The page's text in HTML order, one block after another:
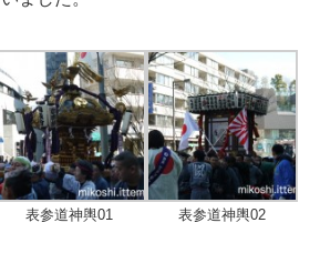
表参道神輿01 表参道神輿02